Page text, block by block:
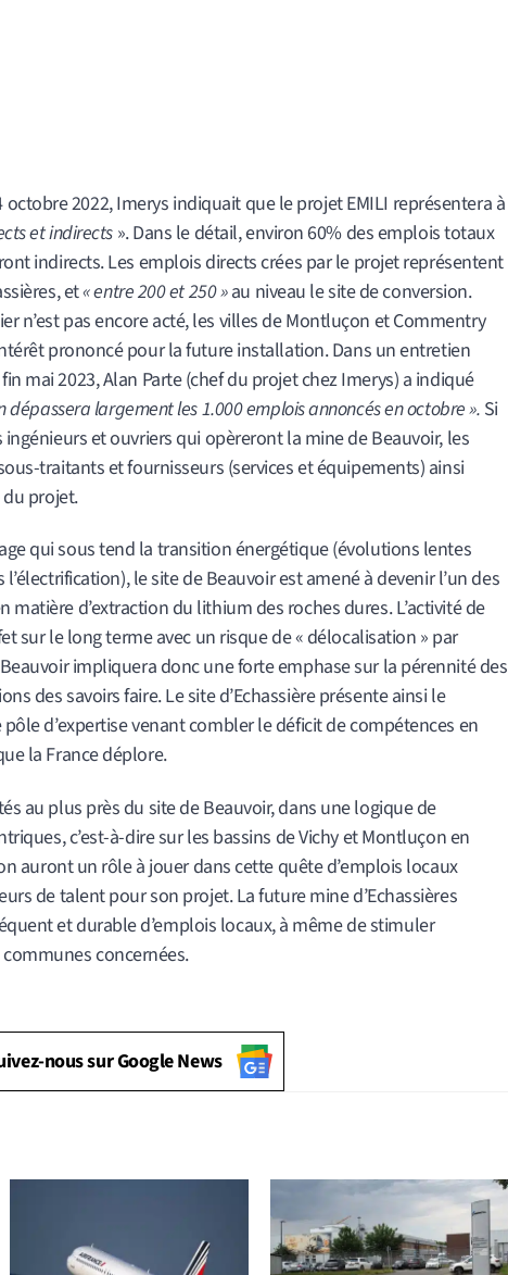
2022, Imerys indiquait que le projet EMILI représentera à
et indirects». Dans le détail, environ 60% des emplois totaux
indirects. Les emplois directs crées par le projet représentent
et« entre 200 et 250 »au niveau le site de conversion.
n’est pas encore acté, les villes de Montluçon et Commentry
prononcé pour la future installation. Dans un entretien
fin mai 2023, Alan Parte (chef du projet chez Imerys) a indiqué
dépassera largement les 1.000 emplois annoncés en octobre ». Si
et ouvriers qui opèreront la mine de Beauvoir, les
traitants et fournisseurs (services et équipements) ainsi
du projet.
qui sous tend la transition énergétique (évolutions lentes
le site de Beauvoir est amené à devenir l’un des
matière d’extraction du lithium des roches dures. L’activité de
sur le long terme avec un risque de « délocalisation » par
impliquera donc une forte emphase sur la pérennité des
des savoirs faire. Le site d’Echassière présente ainsi le
d’expertise venant combler le déficit de compétences en
la France déplore.
au plus près du site de Beauvoir, dans une logique de
c’est-à-dire sur les bassins de Vichy et Montluçon en
auront un rôle à jouer dans cette quête d’emplois locaux
de talent pour son projet. La future mine d’Echassières
et durable d’emplois locaux, à même de stimuler
concernées.
nous sur Google News